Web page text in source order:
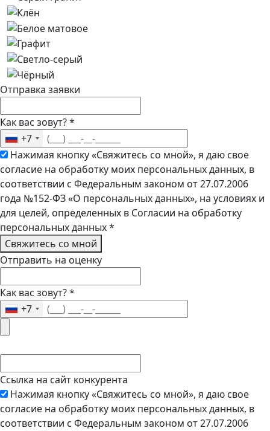
Отправка заявки
Как вас зовут?*
+7
Нажимая кнопку «Свяжитесь со мной», я даю свое
согласие на обработку моих персональных данных, в
соответствии с Федеральным законом от 27.07.2006
года №152-ФЗ «О персональных данных», на условиях и
для целей, определенных в Согласии на обработку
персональных данных*
Свяжитесь со мной
Отправить на оценку
Как вас зовут?*
+7
Ссылка на сайт конкурента
Нажимая кнопку «Свяжитесь со мной», я даю свое
согласие на обработку моих персональных данных, в
соответствии с Федеральным законом от 27.07.2006